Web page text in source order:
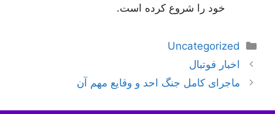
خود را شروع کرده است.
دسته‌ها
Uncategorized
ناوبری
نوشته‌ها
اخبار فوتبال
ماجرای کامل جنگ احد و وقایع مهم آن